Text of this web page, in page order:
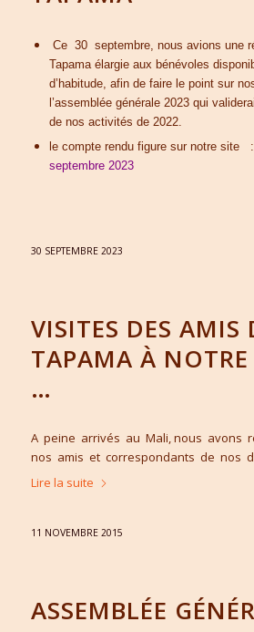
Ce 30 septembre, nous avions une
Tapama élargie aux bénévoles
d’habitude, afin de faire le point sur
l’assemblée générale 2023 qui
de nos activités de 2022.
le compte rendu figure sur notre site :
septembre 2023
30 SEPTEMBRE 2023
VISITES DES AMIS
TAPAMA À NOTRE
…
A peine arrivés au Mali, nous avons
nos amis et correspondants de nos
Lire la suite
11 NOVEMBRE 2015
ASSEMBLÉE